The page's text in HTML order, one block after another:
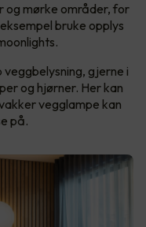
og mørke områder, for
bruke opplys
veggbelysning, gjerne i
og hjørner. Her kan
vegglampe kan
på.